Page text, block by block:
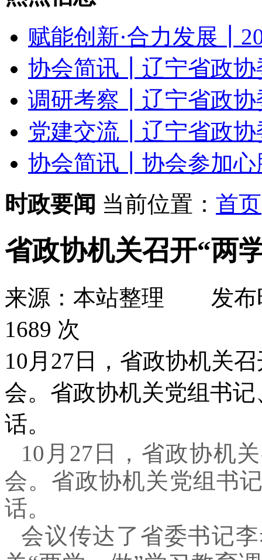
赋能创新·合力发展
协会简讯┃辽宁省政协
调研考察┃辽宁省政协
党建交流┃辽宁省政协
协会简讯┃协会参加心
时政要闻 当前位置： 首页
省政协机关召开“两
来源：本站整理 发
1689 次
10月27日，省政协机关
会。省政协机关党组书
话。
10月27日，省政协机
会。省政协机关党组书
话。
会议传达了省委书记